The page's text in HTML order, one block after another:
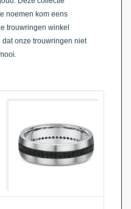
noemen kom eens
trouwringen winkel
onze trouwringen niet